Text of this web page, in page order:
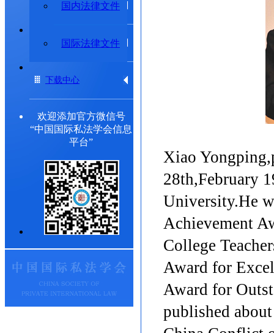
国内法律文件
国际法律文件
法律法规
出版物
下载中心
欢迎添加官方微信号
“中国国际私法学会信息
平台”
Xiao
28th,February
University.He
Achievement
College
Award for
Award for
published